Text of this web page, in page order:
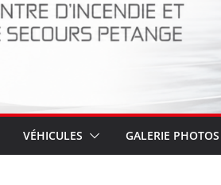
VÉHICULES GALERIE PHOTOS